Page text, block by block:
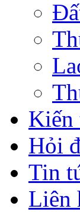
Kiến
Hỏi
Tin
Liên